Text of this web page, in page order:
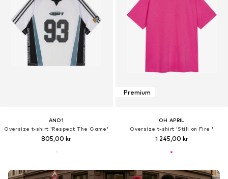
AND1
Oversize t-shirt 'Respect The Game'
805,00 kr
Premium
OH APRIL
Oversize t-shirt 'Still on Fire '
1 245,00 kr